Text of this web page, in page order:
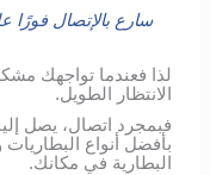
سارع بالإتصال فورًا
لذا فعندما تواجهك
الانتظار الطويل.
فبمجرد اتصال، يصل
بأفضل أنواع البطاريات
البطارية في مكانك.